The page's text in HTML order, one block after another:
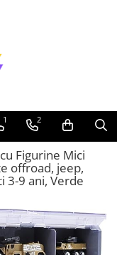
1 2
Figurine Mici
offroad, jeep,
3-9 ani, Verde